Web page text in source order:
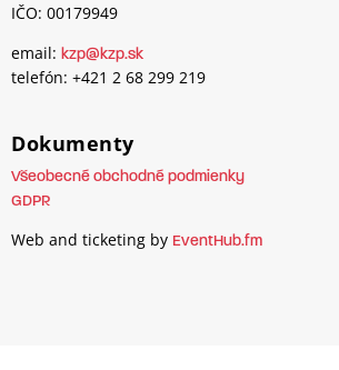
IČO: 00179949
email: kzp@kzp.sk
telefón: +421 2 68 299 219
Dokumenty
Všeobecné obchodné podmienky
GDPR
Web and ticketing by EventHub.fm